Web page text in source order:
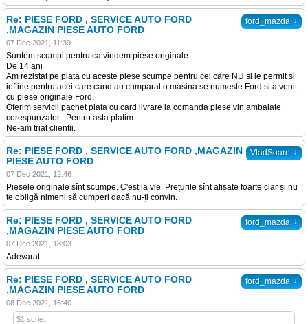
ford_mazda ↓
Re: PIESE FORD , SERVICE AUTO FORD
,MAGAZIN PIESE AUTO FORD
07 Dec 2021, 11:39
Suntem scumpi pentru ca vindem piese originale.
De 14 ani
Am rezistat pe piata cu aceste piese scumpe pentru cei care NU si le permit si
ieftine pentru acei care cand au cumparat o masina se numeste Ford si a venit
cu piese originale Ford.
Oferim servicii pachet plata cu card livrare la comanda piese vin ambalate
corespunzator . Pentru asta platim
Ne-am triat clientii.
VladSoare ↓
Re: PIESE FORD , SERVICE AUTO FORD ,MAGAZIN
PIESE AUTO FORD
07 Dec 2021, 12:46
Piesele originale sînt scumpe. C'est la vie. Prețurile sînt afișate foarte clar și nu
te obligă nimeni să cumperi dacă nu-ți convin.
ford_mazda ↓
Re: PIESE FORD , SERVICE AUTO FORD
,MAGAZIN PIESE AUTO FORD
07 Dec 2021, 13:03
Adevarat.
ford_mazda ↓
Re: PIESE FORD , SERVICE AUTO FORD
,MAGAZIN PIESE AUTO FORD
08 Dec 2021, 16:40
$1 scrie: